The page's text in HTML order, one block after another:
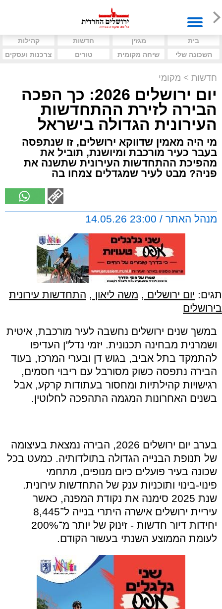
בית מגזין חדשות
קהילות
השכונה שלי
שיחה מקומית טורים צרכנות ועסקים
חדשות > מקומי
יום ירושלים 2026: כך הפכה
הבירה לזירת ההתחדשות
העירונית הגדולה בישראל
מי היה מאמין שדווקא ירושלים, זו שנתפסה
בעבר כעיר מורכבת ומיושנת, תוביל את
מהפיכת ההתחדשות העירונית שתשנה את
פניה? מבט לעיר שמגדלים צמחו בה
מנהל האתר / 23:00 14.05.26
תגים: יום ירושלים , משה ליאון , התחדשות עירונית
בירושלים
במשך שנים ירושלים נחשבה לעיר מורכבת, איטית
ושמרנית מבחינה תכנונית. יזמי נדל"ן העדיפו
להתמקד בתל אביב, בגוש דן ובערי המרכז, בעוד
הבירה נתפסה כשוק מסורבל עם ריבוי חסמים,
רגישויות קהילתיות ומחסור בעתודות קרקע, אבל
בשנים האחרונות המגמה התהפכה לחלוטין.
בערב יום ירושלים 2026,
הבירה נמצאת בעיצומה
של תנופת הבנייה הגדולה בתולדותיה. כמעט בכל
שכונה בעיר פועלים כיום מנופים, מתחמי
פינוי-בינוי ותוכניות ענק של התחדשות עירונית.
שנת 2025 סימנה את נקודת המפנה, כאשר
עיריית ירושלים אישרה היתרי בנייה ל־8,445
יחידות דיור חדשות - זינוק של יותר מ־200%
לעומת הממוצע השנתי בעשור הקודם.